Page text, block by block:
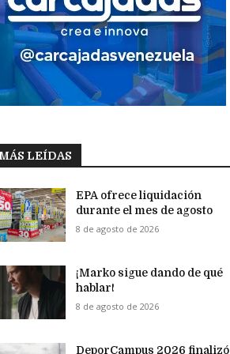
LEÍDAS
EPA ofrece liquidación
durante el mes de agosto
8 de agosto de 2026
¡Marko sigue dando de qué
hablar!
8 de agosto de 2026
DeporCampus 2026 finalizó